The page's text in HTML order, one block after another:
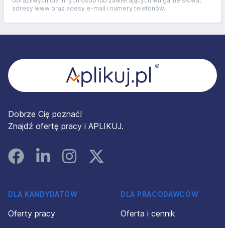
adresy www oraz adesy e-mail i numery telefonów.
Dobrze Cię poznać!
Znajdź ofertę pracy i APLIKUJ.
FacebookLinked InInstagramInstagram
DLA KANDYDATÓW
Oferty pracy
DLA PRACODAWCÓW
Oferta i cennik